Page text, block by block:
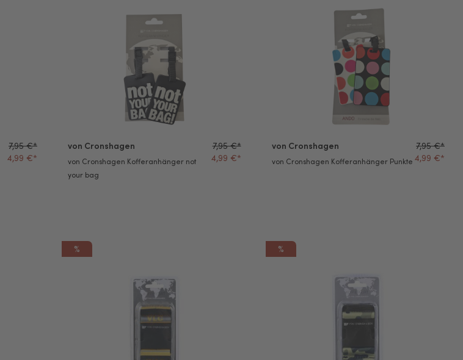
7,95 €*
4,99 €*
von Cronshagen
von Cronshagen Kofferanhänger not
your bag
7,95 €*
4,99 €*
von Cronshagen Kofferanhänger Punkte
von Cronshagen
von Cronshagen Kofferanhänger Punkte
7,95 €*
4,99 €*
%
%